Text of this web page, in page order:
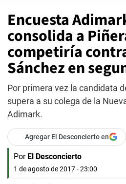
Encuesta
consolida a
competiría
Sánchez en
Por primera vez la candidata
supera a su colega de la
Adimark.
Agregar El Desconcierto en
Por El Desconcierto
1 de agosto de 2017 - 23:00